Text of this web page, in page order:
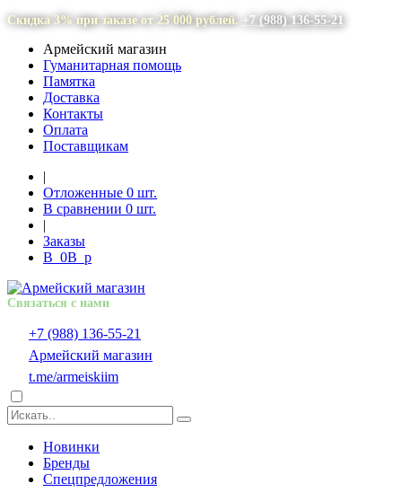
Скидка 3% при заказе от 25 000 рублей. +7 (988) 136-55-21
Армейский магазин
Гуманитарная помощь
Памятка
Доставка
Контакты
Оплата
Поставщикам
|
Отложенные 0 шт.
В сравнении 0 шт.
|
Заказы
В 0В p
Связаться с нами
+7 (988) 136-55-21
Армейский магазин
t.me/armeiskiim
Новинки
Бренды
Спецпредложения